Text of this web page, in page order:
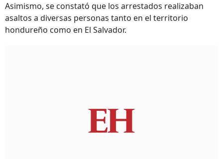
Asimismo, se constató que los arrestados realizaban
asaltos a diversas personas tanto en el territorio
hondureño como en El Salvador.